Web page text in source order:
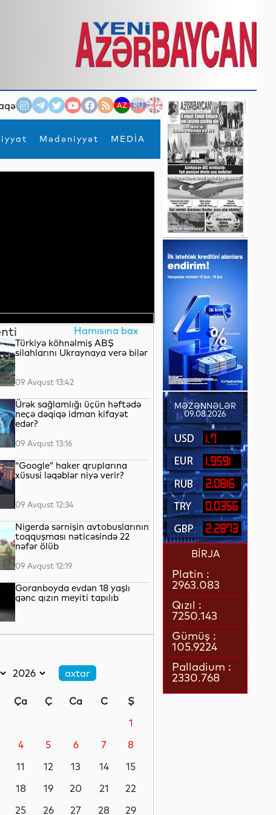
AZ RU EN
Mədəniyyət MEDİA
×
Hamısına bax
Türkiyə köhnəlmiş ABŞ
silahlarını Ukraynaya verə bilər
09 Avqust 13:42
Ürək sağlamlığı üçün həftədə
neçə dəqiqə idman kifayət
edər?
09 Avqust 13:16
“Google” haker qruplarına
xüsusi ləqəblər niyə verir?
09 Avqust 12:34
Nigerdə sərnişin avtobuslarının
toqquşması nəticəsində 22
nəfər ölüb
09 Avqust 12:19
Goranboyda evdən 18 yaşlı
gənc qızın meyiti tapılıb
tapılıb
09 Avqust 10:45
FIFA İnfantino ilə bağlı
09 Avqust 10:17
Ça Ç Ca C
Ş
1
4 5 6 7
8
11 12 13 14
15
18 19 20 21
22
25 26 27 28
29
MƏZƏNNƏLƏR
09.08.2026
1.7
1.9591
2.0816
0.0356
2.2873
BİRJA
Platin :
2963.083
Qızıl :
7250.143
Gümüş :
105.9224
Palladium :
2330.768